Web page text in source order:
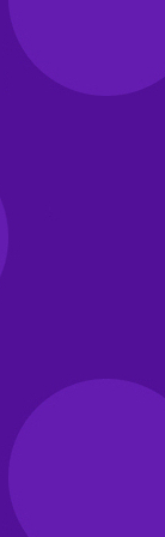
shape
super shape
super
super shape
super shape
shape
shape
super shape
shape
shape
super shape
shape
shape
shape
90/100 anni super
super shape
super shape
shape